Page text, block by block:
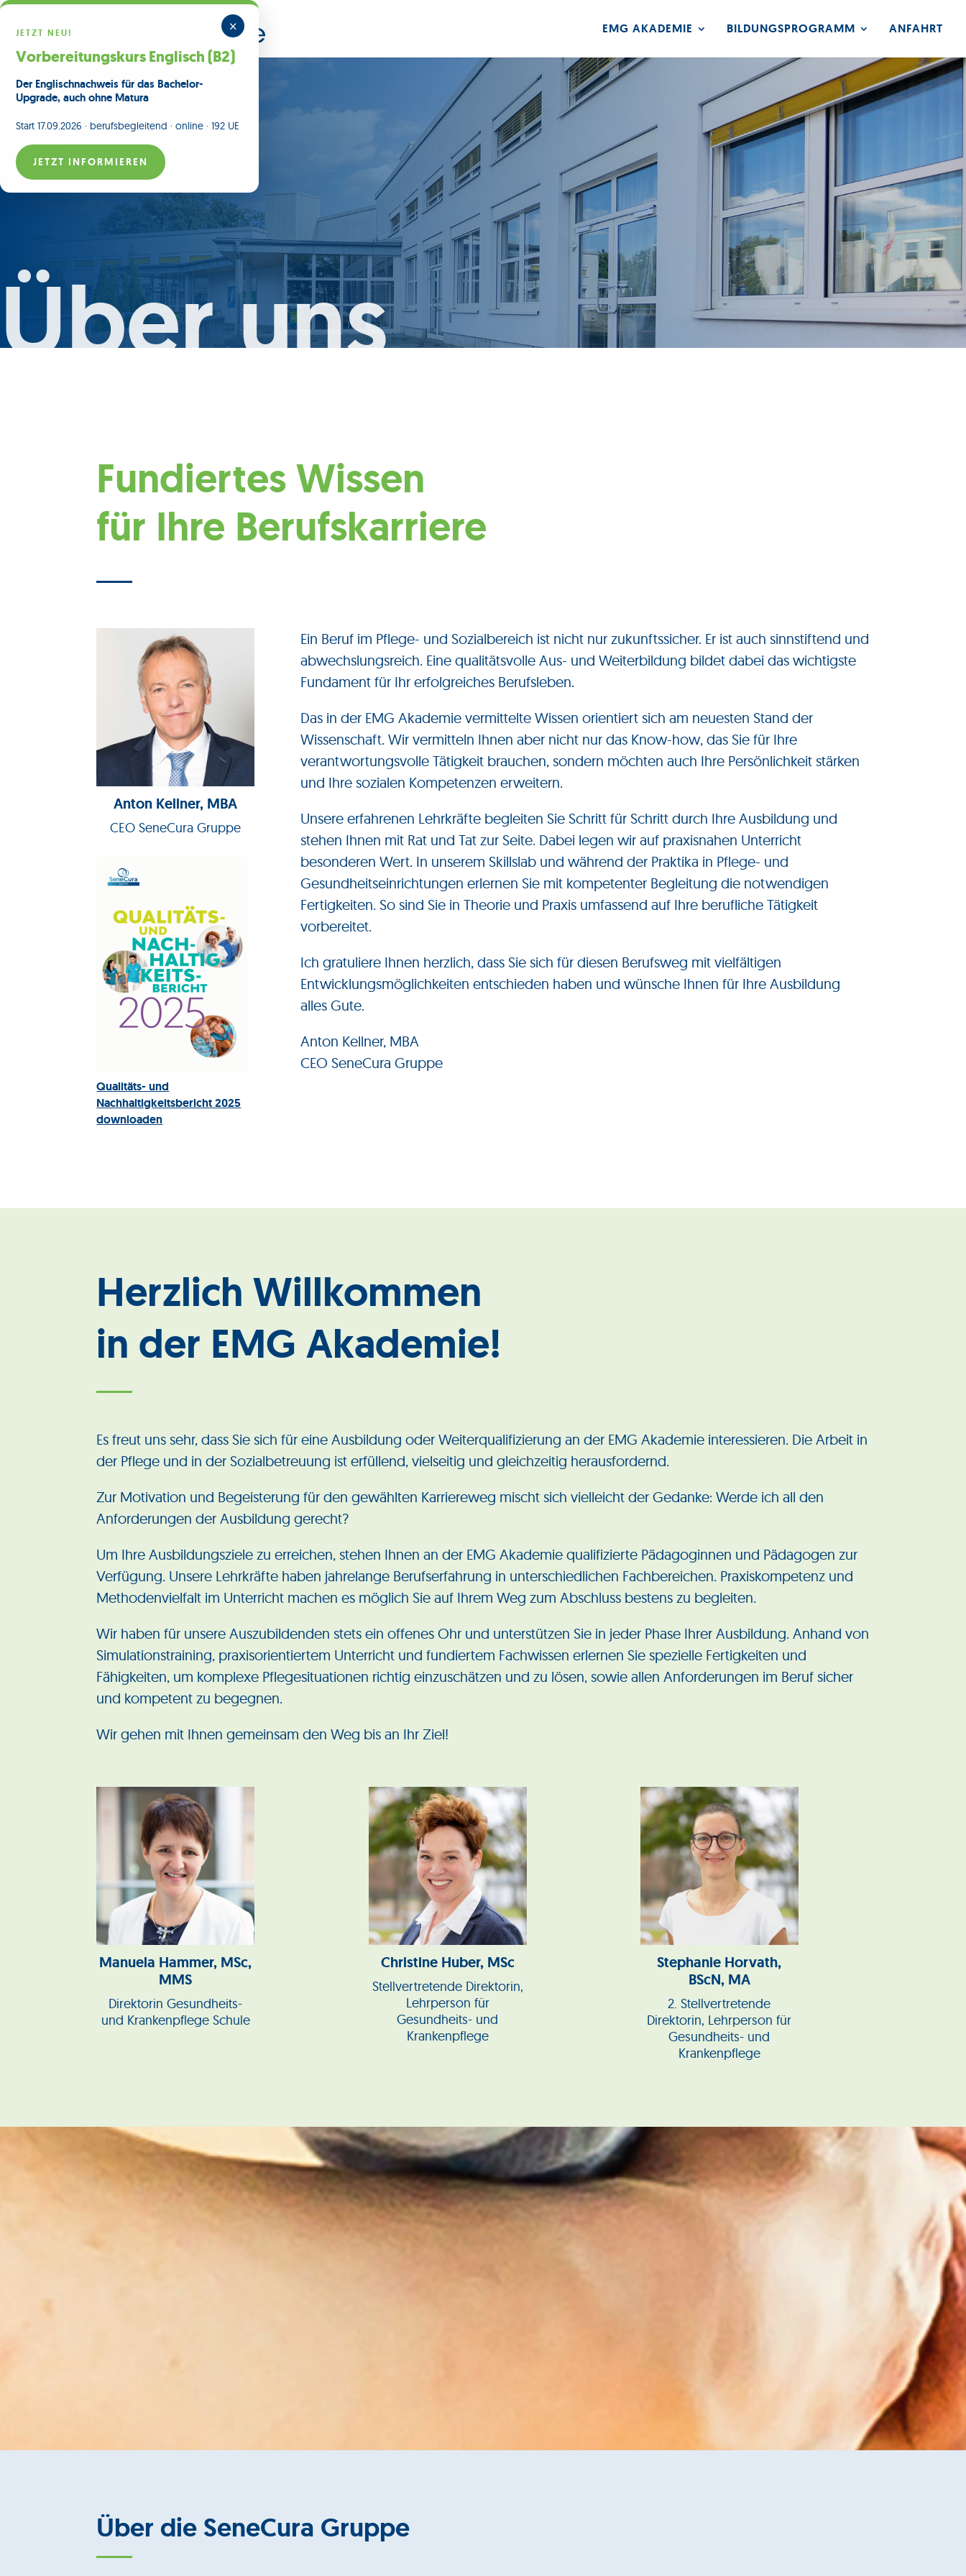
EMG AKADEMIE BILDUNGSPROGRAMM ANFAHRT
Über uns
Fundiertes Wissen
für Ihre Berufskarriere
Anton Kellner, MBA
CEO SeneCura Gruppe
Qualitäts- und
Nachhaltigkeitsbericht 2025
downloaden
Ein Beruf im Pflege- und Sozialbereich ist nicht nur zukunftssicher. Er ist auch sinnstiftend und
abwechslungsreich. Eine qualitätsvolle Aus- und Weiterbildung bildet dabei das wichtigste
Fundament für Ihr erfolgreiches Berufsleben.
Das in der EMG Akademie vermittelte Wissen orientiert sich am neuesten Stand der
Wissenschaft. Wir vermitteln Ihnen aber nicht nur das Know-how, das Sie für Ihre
verantwortungsvolle Tätigkeit brauchen, sondern möchten auch Ihre Persönlichkeit stärken
und Ihre sozialen Kompetenzen erweitern.
Unsere erfahrenen Lehrkräfte begleiten Sie Schritt für Schritt durch Ihre Ausbildung und
stehen Ihnen mit Rat und Tat zur Seite. Dabei legen wir auf praxisnahen Unterricht
besonderen Wert. In unserem Skillslab und während der Praktika in Pflege- und
Gesundheitseinrichtungen erlernen Sie mit kompetenter Begleitung die notwendigen
Fertigkeiten. So sind Sie in Theorie und Praxis umfassend auf Ihre berufliche Tätigkeit
vorbereitet.
Ich gratuliere Ihnen herzlich, dass Sie sich für diesen Berufsweg mit vielfältigen
Entwicklungsmöglichkeiten entschieden haben und wünsche Ihnen für Ihre Ausbildung
alles Gute.
Anton Kellner, MBA
CEO SeneCura Gruppe
Herzlich Willkommen
in der EMG Akademie!
Es freut uns sehr, dass Sie sich für eine Ausbildung oder Weiterqualifizierung an der EMG Akademie interessieren. Die Arbeit in
der Pflege und in der Sozialbetreuung ist erfüllend, vielseitig und gleichzeitig herausfordernd.
Zur Motivation und Begeisterung für den gewählten Karriereweg mischt sich vielleicht der Gedanke: Werde ich all den
Anforderungen der Ausbildung gerecht?
Um Ihre Ausbildungsziele zu erreichen, stehen Ihnen an der EMG Akademie qualifizierte Pädagoginnen und Pädagogen zur
Verfügung. Unsere Lehrkräfte haben jahrelange Berufserfahrung in unterschiedlichen Fachbereichen. Praxiskompetenz und
Methodenvielfalt im Unterricht machen es möglich Sie auf Ihrem Weg zum Abschluss bestens zu begleiten.
Wir haben für unsere Auszubildenden stets ein offenes Ohr und unterstützen Sie in jeder Phase Ihrer Ausbildung. Anhand von
Simulationstraining, praxisorientiertem Unterricht und fundiertem Fachwissen erlernen Sie spezielle Fertigkeiten und
Fähigkeiten, um komplexe Pflegesituationen richtig einzuschätzen und zu lösen, sowie allen Anforderungen im Beruf sicher
und kompetent zu begegnen.
Wir gehen mit Ihnen gemeinsam den Weg bis an Ihr Ziel!
Manuela Hammer, MSc,
MMS
Direktorin Gesundheits-
und Krankenpflege Schule
Christine Huber, MSc
Stellvertretende Direktorin,
Lehrperson für
Gesundheits- und
Krankenpflege
Stephanie Horvath,
BScN, MA
2. Stellvertretende
Direktorin, Lehrperson für
Gesundheits- und
Krankenpflege
Über die SeneCura Gruppe
×
JETZT NEU!
Vorbereitungskurs Englisch (B2)
Der Englischnachweis für das Bachelor-
Upgrade, auch ohne Matura
Start 17.09.2026 · berufsbegleitend · online · 192 UE
JETZT INFORMIEREN